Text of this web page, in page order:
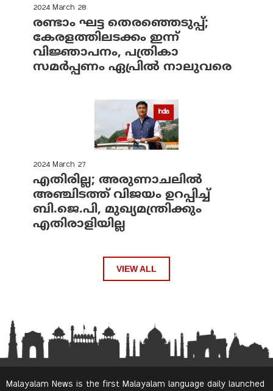
2024 March 28
രണ്ടാം ഘട്ട തെരഞ്ഞെടുപ്പ്;
കേരളത്തിലടക്കം ഇന്ന്
വിജ്ഞാപനം, പത്രികാ
സമര്‍പ്പണം ഏപ്രില്‍ നാലുവരെ
India
2024 March 27
എതിരില്ല; അരുണാചലില്‍
അഞ്ചിടത്ത് വിജയം ഉറപ്പിച്ച്
ബി.ജെ.പി, മുഖ്യമന്ത്രിക്കും
എതിരാളിയില്ല
VIEW ALL
Malayalam News is the first Malayalam language daily launched